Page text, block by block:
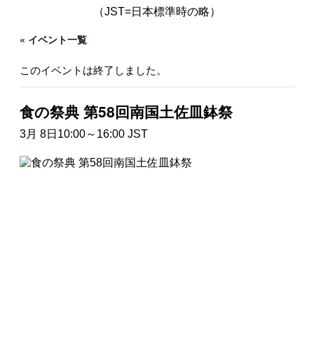
（JST=日本標準時の略）
« イベント一覧
このイベントは終了しました。
食の祭典 第58回南国土佐皿鉢祭
3月 8日10:00～ 16:00 JST